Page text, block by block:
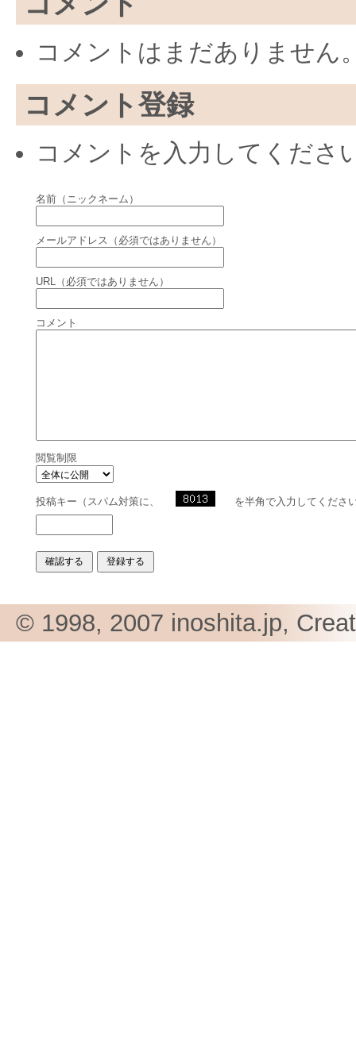
コメントはまだありません
コメント登録
コメントを入力してくださ
名前（ニックネーム）
メールアドレス（必須ではありません）
URL（必須ではありません）
コメント
閲覧制限
投稿キー（スパム対策に、 を半角で入力してくださ
© 1998, 2007 inoshita.jp,